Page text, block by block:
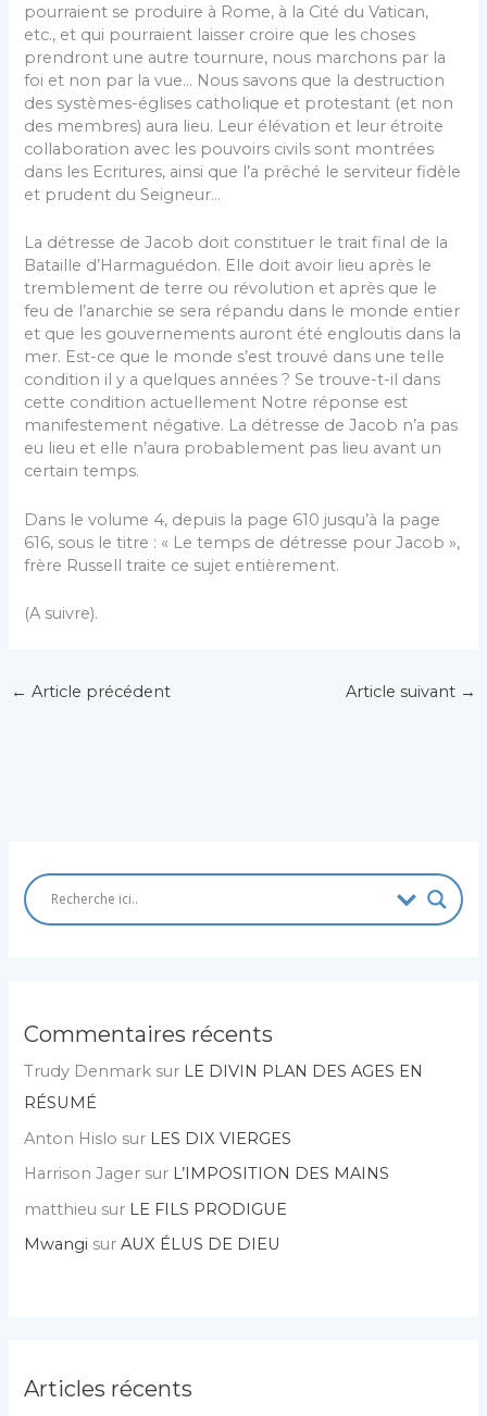
pourraient se produire à Rome, à la Cité du Vatican,
etc., et qui pourraient laisser croire que les choses
prendront une autre tournure, nous marchons par la
foi et non par la vue… Nous savons que la destruction
des systèmes-églises catholique et protestant (et non
des membres) aura lieu. Leur élévation et leur étroite
collaboration avec les pouvoirs civils sont montrées
dans les Ecritures, ainsi que l’a prêché le serviteur fidèle
et prudent du Seigneur…
La détresse de Jacob doit constituer le trait final de la
Bataille d’Harmaguédon. Elle doit avoir lieu après le
tremblement de terre ou révolution et après que le
feu de l’anarchie se sera répandu dans le monde entier
et que les gouvernements auront été engloutis dans la
mer. Est-ce que le monde s’est trouvé dans une telle
condition il y a quelques années ? Se trouve-t-il dans
cette condition actuellement Notre réponse est
manifestement négative. La détresse de Jacob n’a pas
eu lieu et elle n’aura probablement pas lieu avant un
certain temps.
Dans le volume 4, depuis la page 610 jusqu’à la page
616, sous le titre : « Le temps de détresse pour Jacob »,
frère Russell traite ce sujet entièrement.
(A suivre).
← Article précédent Article suivant →
Commentaires récents
Trudy Denmark sur LE DIVIN PLAN DES AGES EN
RÉSUMÉ
Anton Hislo sur LES DIX VIERGES
Harrison Jager sur L’IMPOSITION DES MAINS
matthieu sur LE FILS PRODIGUE
Mwangi surAUX ÉLUS DE DIEU
Articles récents